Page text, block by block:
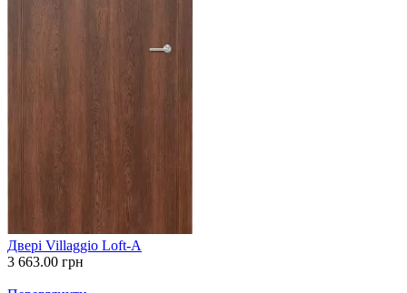
Двері Villaggio Loft-A
3 663.00 грн